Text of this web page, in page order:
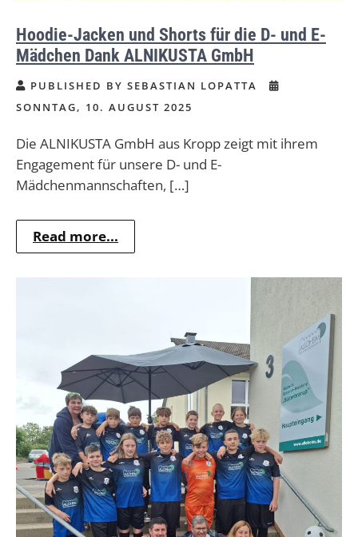
Hoodie-Jacken und Shorts für die D- und E-
Mädchen Dank ALNIKUSTA GmbH
PUBLISHED BY SEBASTIAN LOPATTA
SONNTAG, 10. AUGUST 2025
Die ALNIKUSTA GmbH aus Kropp zeigt mit ihrem
Engagement für unsere D- und E-
Mädchenmannschaften, […]
Read more...